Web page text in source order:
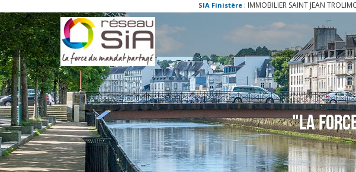
: IMMOBILIER SAINT JEAN TROLIMON : a vendre - vente -
"La